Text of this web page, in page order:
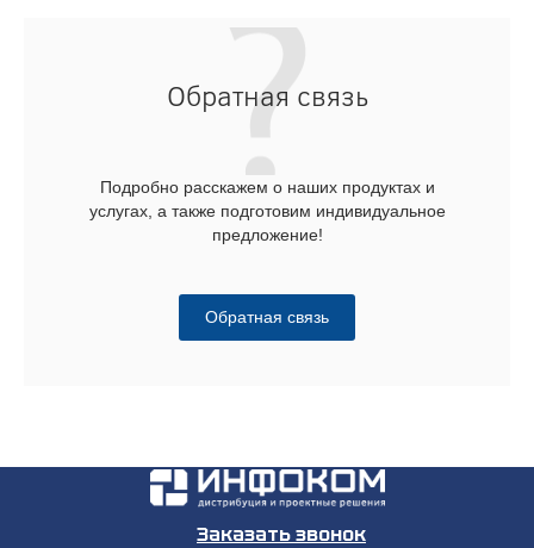
Обратная связь
Подробно расскажем о наших продуктах и
услугах, а также подготовим индивидуальное
предложение!
Обратная связь
Заказать звонок